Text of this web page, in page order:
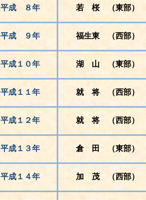
平成 ８年 若 桜 （東部）
平成 ９年 福生東 （西部）
平成１０年 湖 山 （東部）
平成１１年 就 将 （西部）
平成１２年 就 将 （西部）
平成１３年 倉 田 （東部）
平成１４年 加 茂 （西部）